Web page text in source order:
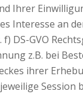
Ihrer
Interesse an
DS-GVO
z.B. bei
ihrer
Session